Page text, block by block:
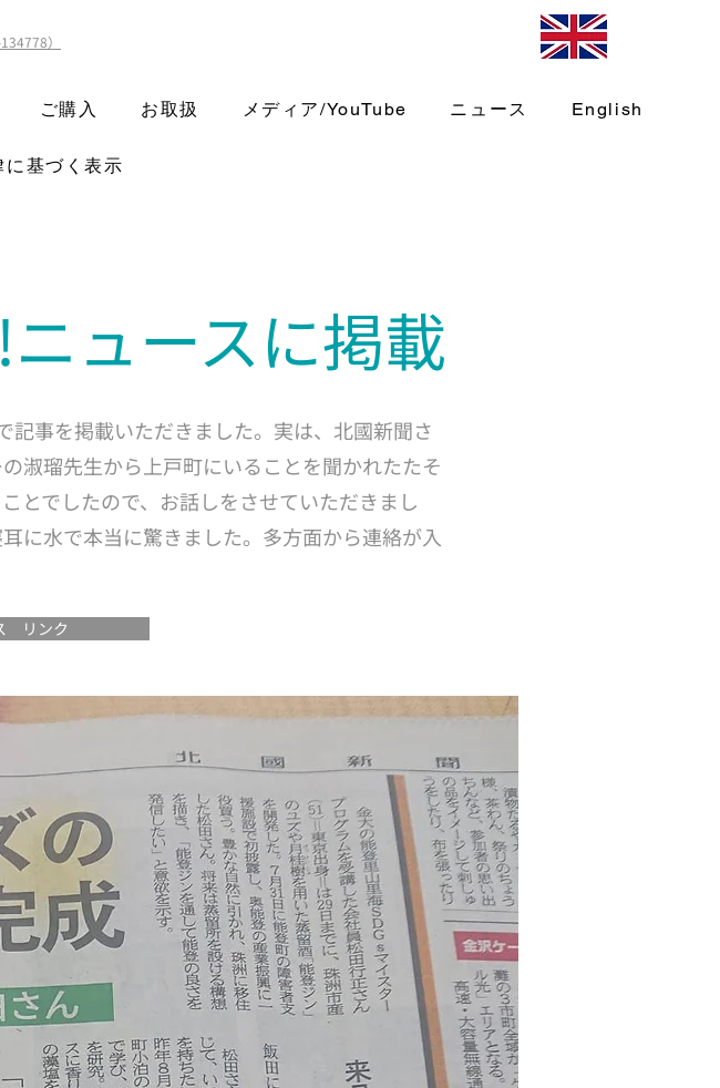
）
ご購入 お取扱 メディア/YouTube ニュース English
基づく表示
ュースに掲載
事を掲載いただきました。実は、北國新聞さ
淑瑠先生から上戸町にいることを聞かれたたそ
とでしたので、お話しをさせていただきまし
に水で本当に驚きました。多方面から連絡が入
リンク